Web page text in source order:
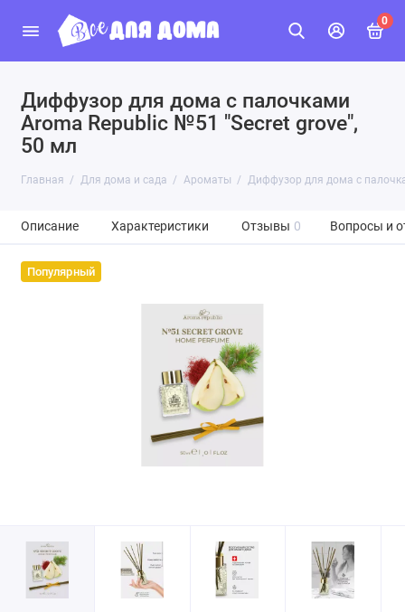
0
Диффузор для дома с палочками
Aroma Republic №51 "Secret grove",
50 мл
Главная Для дома и сада Ароматы Диффузор для дома с
Описание Характеристики Отзывы 0 Вопросы и
Популярный